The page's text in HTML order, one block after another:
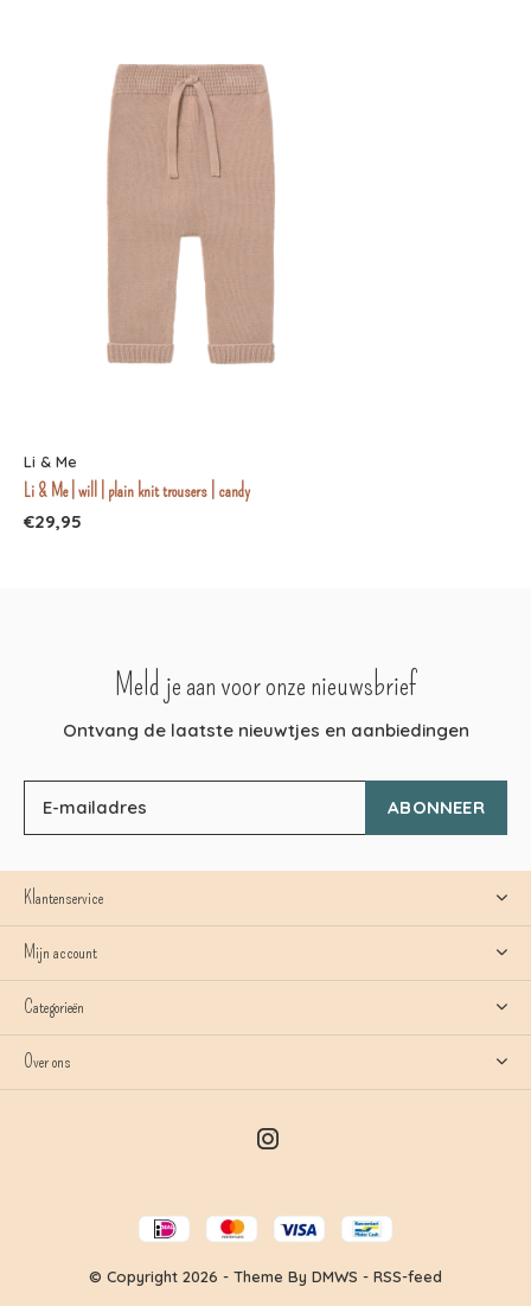
Li & Me
Li & Me | will | plain knit trousers | candy
€29,95
Meld je aan voor onze nieuwsbrief
Ontvang de laatste nieuwtjes en aanbiedingen
ABONNEER
Klantenservice
Mijn account
Categorieën
Over ons
© Copyright 2026 - Theme By DMWS - RSS-feed